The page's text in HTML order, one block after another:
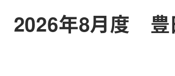
2026年8月度 豊